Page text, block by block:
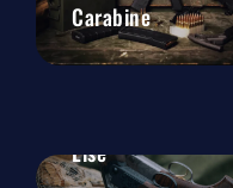
Carabine
Lise